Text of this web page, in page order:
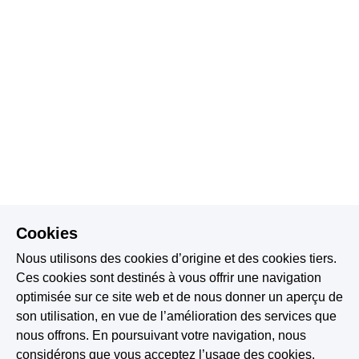
Cookies
Nous utilisons des cookies d’origine et des cookies tiers.
Ces cookies sont destinés à vous offrir une navigation
optimisée sur ce site web et de nous donner un aperçu de
son utilisation, en vue de l’amélioration des services que
nous offrons. En poursuivant votre navigation, nous
considérons que vous acceptez l’usage des cookies.